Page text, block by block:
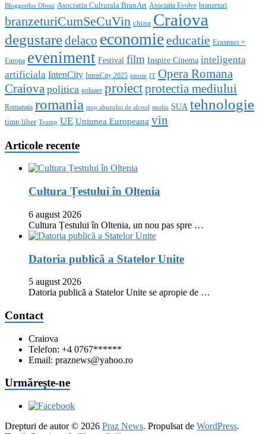
Bloggerilor Olteni Asociatia Culturala BranArt Asociatia Evolve branzeturi
branzeturiCumSeCuVin china Craiova
degustaredelaco economieeducatie Erasmus +
Europa eveniment Festival film Inspire Cinema inteligenta
artificiala IntenCity IntenCity 2025 istorie IT Opera Romana
Craiova politica poluare proiectprotectia mediului
Romanaia romania stop abuzului de alcool studiu SUA tehnologie
timp liber Trump UE Uniunea Europeana vin
Articole recente
Cultura Țestului în Oltenia
6 august 2026
Cultura Țestului în Oltenia, un nou pas spre …
Datoria publică a Statelor Unite
5 august 2026
Datoria publică a Statelor Unite se apropie de …
Contact
Craiova
Telefon: +4 0767******
Email: praznews@yahoo.ro
Urmăreşte-ne
Drepturi de autor © 2026 Praz News. Propulsat de WordPress.